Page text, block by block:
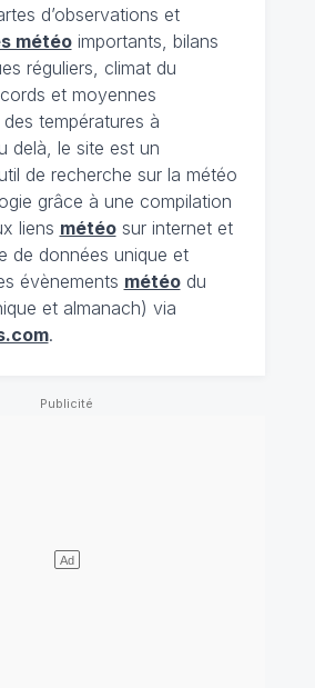
d’observations et
météoimportants, bilans
réguliers, climat du
et moyennes
températures à
delà, le site est un
de recherche sur la météo
grâce à une compilation
liens météosur internet et
de données unique et
évènements météodu
et almanach) via
.